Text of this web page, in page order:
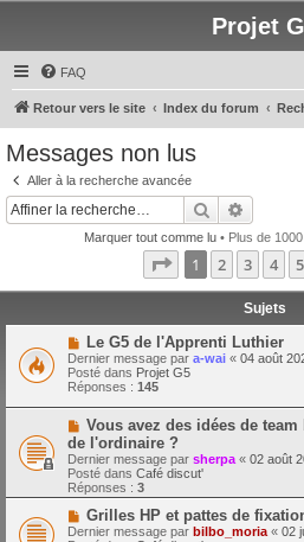
Projet
FAQ
Retour vers le site Index du forum
Messages non lus
Aller à la recherche avancée
Rechercher
Marquer tout comme lu • Plus de
Page 1sur40
1 2 3 4 5
Sujets
N
o
u
v
e
a
u
m
e
s
s
a
g
e
Le G5 de l'Apprenti Luthier
Dernier message par a-wai « 04 août
Posté dans Projet G5
Réponses : 145
N
u
v
e
a
u
m
e
Vous avez des idées de
de l'ordinaire ?
Dernier message par sherpa « 02 août
Posté dans Café discut'
Réponses : 3
N
o
Grilles HP et pattes de
Dernier message par bilbo_moria « 02